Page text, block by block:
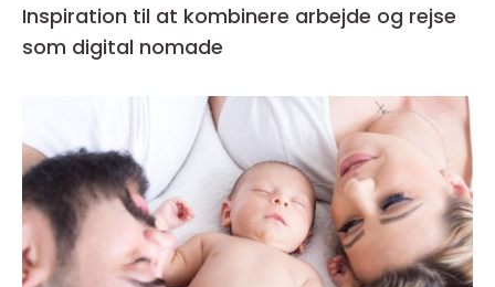
Inspiration til at kombinere arbejde og rejse
som digital nomade